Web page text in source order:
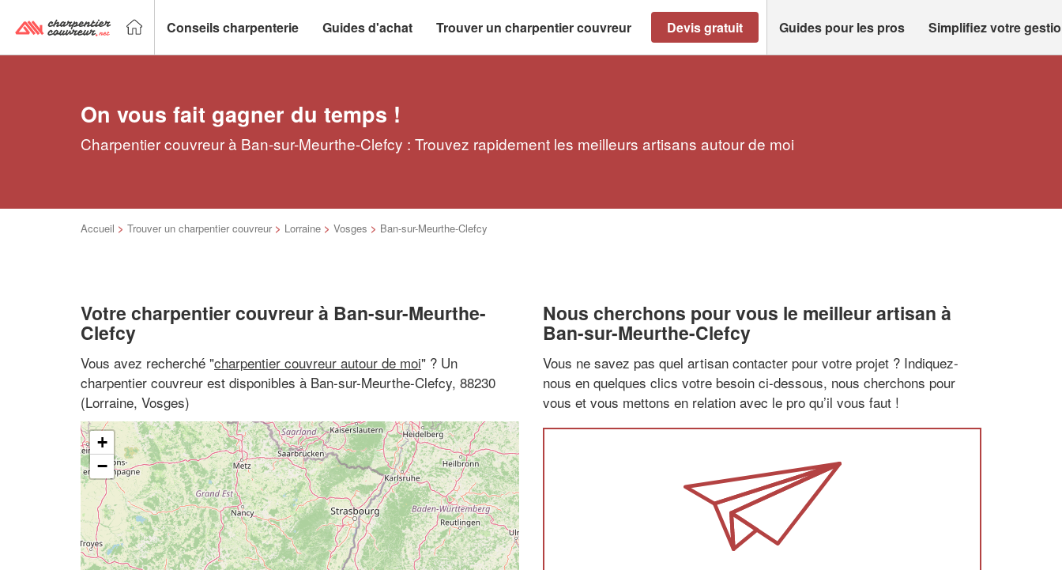
Conseils charpenterie Guides d'achat Trouver un charpentier couvreur Devis gratuit Guides pour les pros Simplifiez votre
On vous fait gagner du temps !
Charpentier couvreur à Ban-sur-Meurthe-Clefcy : Trouvez rapidement les meilleurs artisans autour de moi
Accueil > Trouver un charpentier couvreur > Lorraine > Vosges > Ban-sur-Meurthe-Clefcy
Votre charpentier couvreur à Ban-sur-Meurthe-
Clefcy
Vous avez recherché "charpentier couvreur autour de moi" ? Un
charpentier couvreur est disponibles à Ban-sur-Meurthe-Clefcy, 88230
(Lorraine, Vosges)
+
−
Nous cherchons pour vous le meilleur artisan à
Ban-sur-Meurthe-Clefcy
Vous ne savez pas quel artisan contacter pour votre projet ? Indiquez-
nous en quelques clics votre besoin ci-dessous, nous cherchons pour
vous et vous mettons en relation avec le pro qu’il vous faut !